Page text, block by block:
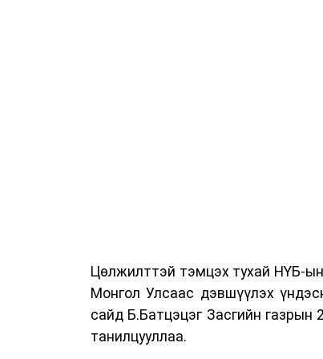
Цөлжилттэй тэмцэх тухай НҮБ-ын
Монгол Улсаас дэвшүүлэх
сайд Б.Батцэцэг Засгийн
танилцууллаа.